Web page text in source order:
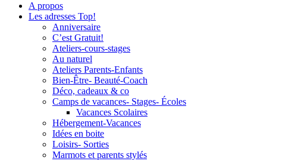
A propos
Les adresses Top!
Anniversaire
C’est Gratuit!
Ateliers-cours-stages
Au naturel
Ateliers Parents-Enfants
Bien-Être- Beauté-Coach
Déco, cadeaux & co
Camps de vacances- Stages- Écoles
Vacances Scolaires
Hébergement-Vacances
Idées en boite
Loisirs- Sorties
Marmots et parents stylés